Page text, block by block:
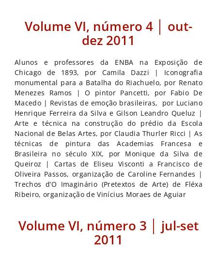
Volume VI, número 4 │ out-
dez 2011
Alunos e professores da ENBA na Exposição de
Chicago de 1893, por Camila Dazzi | Iconografia
monumental para a Batalha do Riachuelo, por Renato
Menezes Ramos | O pintor Pancetti, por Fabio De
Macedo | Revistas de emoção brasileiras, por Luciano
Henrique Ferreira da Silva e Gilson Leandro Queluz |
Arte e técnica na construção do prédio da Escola
Nacional de Belas Artes, por Claudia Thurler Ricci | As
técnicas de pintura das Academias Francesa e
Brasileira no século XIX, por Monique da Silva de
Queiroz | Cartas de Eliseu Visconti a Francisco de
Oliveira Passos, organização de Caroline Fernandes |
Trechos d’O Imaginário (Pretextos de Arte) de Fléxa
Ribeiro, organização de Vinícius Moraes de Aguiar
Volume VI, número 3 │ jul-set
2011